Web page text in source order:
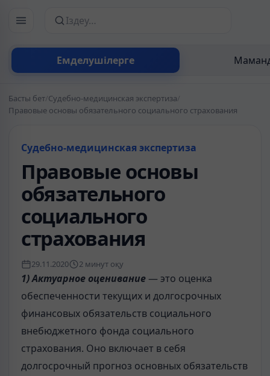
Емделушілерге
Сайттан іздеу
Басты бет/Судебно-медицинская экспертиза/
Правовые основы обязательного социального страхования
Судебно-медицинская экспертиза
Правовые основы
обязательного
социального
страхования
29.11.2020 2 минут оқу
1) Актуарное оценивание— это оценка
обеспеченности текущих и долгосрочных
финансовых обязательств социального
внебюджетного фонда социального
страхования. Оно включает в себя
долгосрочный прогноз основных обязательств